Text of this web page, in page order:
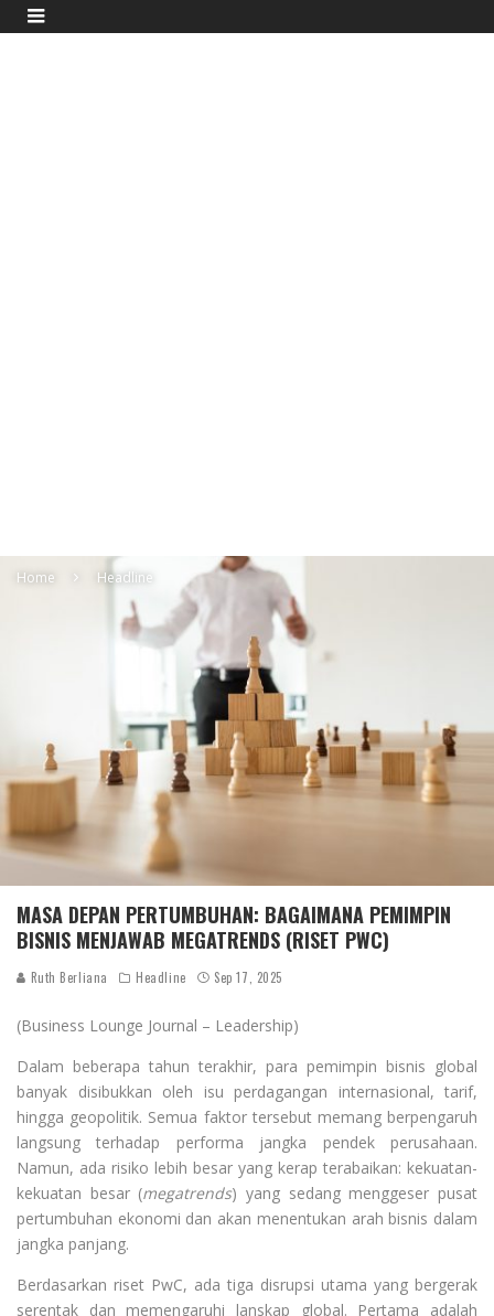
Home Headline
MASA DEPAN PERTUMBUHAN: BAGAIMANA PEMIMPIN
BISNIS MENJAWAB MEGATRENDS (RISET PWC)
Ruth Berliana Headline Sep 17, 2025
(Business Lounge Journal – Leadership)
Dalam beberapa tahun terakhir, para pemimpin bisnis global
banyak disibukkan oleh isu perdagangan internasional, tarif,
hingga geopolitik. Semua faktor tersebut memang berpengaruh
langsung terhadap performa jangka pendek perusahaan.
Namun, ada risiko lebih besar yang kerap terabaikan: kekuatan-
kekuatan besar (megatrends) yang sedang menggeser pusat
pertumbuhan ekonomi dan akan menentukan arah bisnis dalam
jangka panjang.
Berdasarkan riset PwC, ada tiga disrupsi utama yang bergerak
serentak dan memengaruhi lanskap global. Pertama adalah